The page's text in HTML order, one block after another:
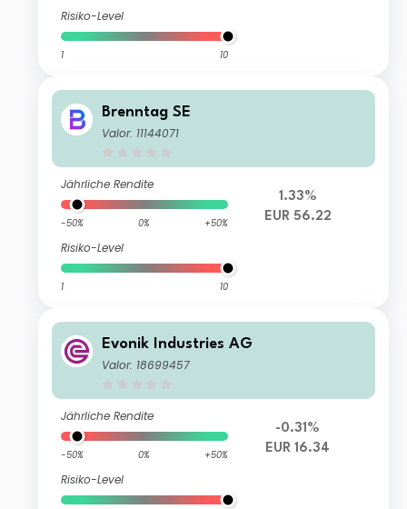
Risiko-Level
1 10
Brenntag SE
Valor: 11144071
Jährliche Rendite
-50% 0% +50%
Risiko-Level
1 10
1.33%
EUR 56.22
Evonik Industries AG
Valor: 18699457
Jährliche Rendite
-50% 0% +50%
Risiko-Level
-0.31%
EUR 16.34